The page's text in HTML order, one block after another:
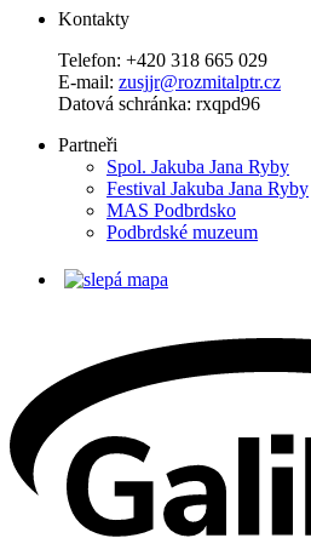
Kontakty
Telefon: +420 318 665 029
E-mail: zusjjr@rozmitalptr.cz
Datová schránka: rxqpd96
Partneři
Spol. Jakuba Jana Ryby
Festival Jakuba Jana Ryby
MAS Podbrdsko
Podbrdské muzeum